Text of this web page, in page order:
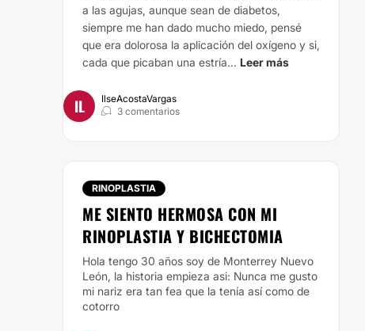
a las agujas, aunque sean de diabetos,
siempre me han dado mucho miedo, pensé
que era dolorosa la aplicación del oxígeno y si,
cada que picaban una estría... Leer más
IL
IlseAcostaVargas
3 comentarios
RINOPLASTIA
ME SIENTO HERMOSA CON MI
RINOPLASTIA Y BICHECTOMIA
Hola tengo 30 años soy de Monterrey Nuevo
León, la historia empieza asi: Nunca me gusto
mi nariz era tan fea que la tenía así como de
cotorro